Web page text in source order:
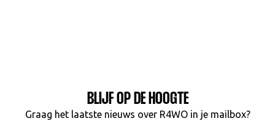
BLIJF OP DE HOOGTE
Graag het laatste nieuws over R4WO in je mailbox?